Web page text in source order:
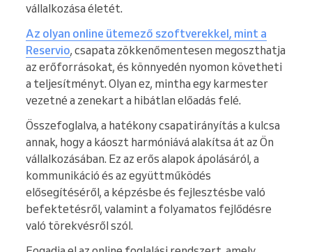
vállalkozása életét.
Az olyan online ütemező szoftverekkel, mint a
Reservio, csapata zökkenőmentesen megoszthatja
az erőforrásokat, és könnyedén nyomon követheti
a teljesítményt. Olyan ez, mintha egy karmester
vezetné a zenekart a hibátlan előadás felé.
Összefoglalva, a hatékony csapatirányítás a kulcsa
annak, hogy a káoszt harmóniává alakítsa át az Ön
vállalkozásában. Ez az erős alapok ápolásáról, a
kommunikáció és az együttműködés
elősegítéséről, a képzésbe és fejlesztésbe való
befektetésről, valamint a folyamatos fejlődésre
való törekvésről szól.